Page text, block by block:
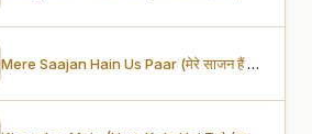
Mere Saajan Hain Us Paar (मेरे साजन हैं उस पार)